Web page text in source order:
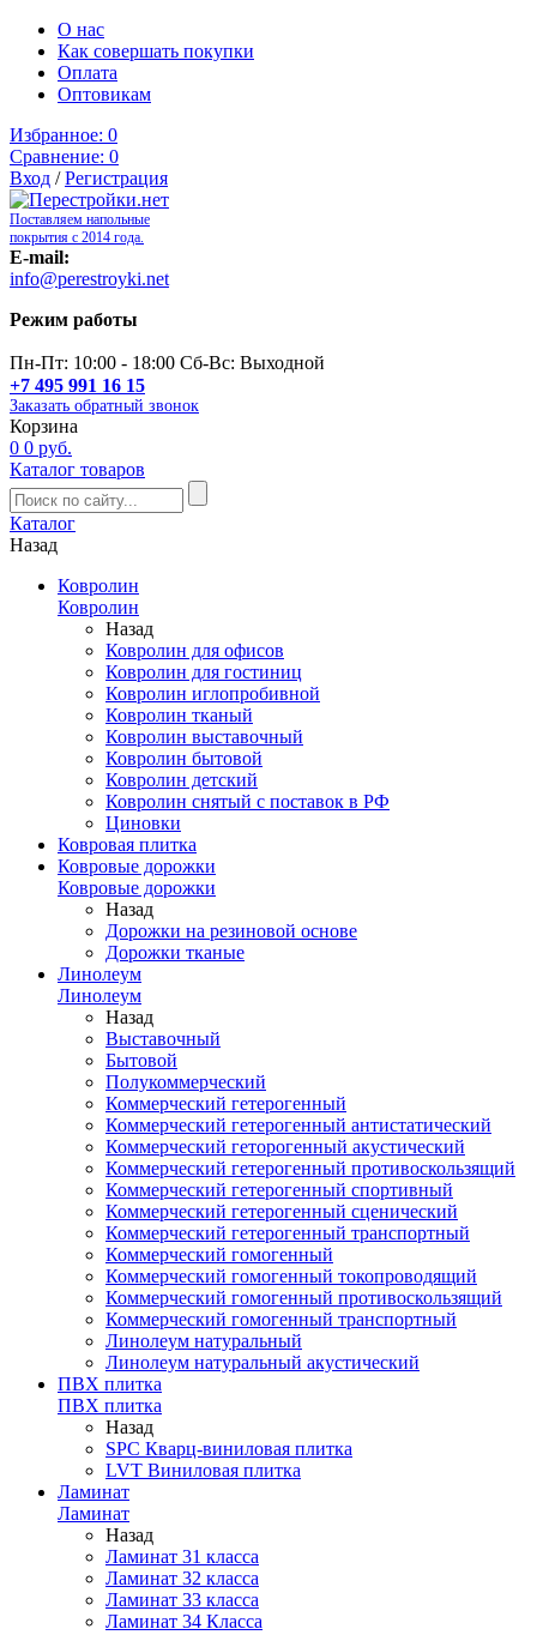
О нас
Как совершать покупки
Оплата
Оптовикам
Избранное: 0
Сравнение: 0
Вход /Регистрация
Поставляем напольные
покрытия с 2014 года.
E-mail:
info@perestroyki.net
Режим работы
Пн-Пт: 10:00 - 18:00 Сб-Вс: Выходной
+7 495 991 16 15
Заказать обратный звонок
Корзина
0 0 руб.
Каталог товаров
Каталог
Назад
Ковролин
Ковролин
Назад
Ковролин для офисов
Ковролин для гостиниц
Ковролин иглопробивной
Ковролин тканый
Ковролин выставочный
Ковролин бытовой
Ковролин детский
Ковролин снятый с поставок в РФ
Циновки
Ковровая плитка
Ковровые дорожки
Ковровые дорожки
Назад
Дорожки на резиновой основе
Дорожки тканые
Линолеум
Линолеум
Назад
Выставочный
Бытовой
Полукоммерческий
Коммерческий гетерогенный
Коммерческий гетерогенный антистатический
Коммерческий геторогенный акустический
Коммерческий гетерогенный противоскользящий
Коммерческий гетерогенный спортивный
Коммерческий гетерогенный сценический
Коммерческий гетерогенный транспортный
Коммерческий гомогенный
Коммерческий гомогенный токопроводящий
Коммерческий гомогенный противоскользящий
Коммерческий гомогенный транспортный
Линолеум натуральный
Линолеум натуральный акустический
ПВХ плитка
ПВХ плитка
Назад
SPC Кварц-виниловая плитка
LVT Виниловая плитка
Ламинат
Ламинат
Назад
Ламинат 31 класса
Ламинат 32 класса
Ламинат 33 класса
Ламинат 34 Класса